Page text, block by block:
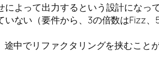
によって出力するという設計にな
いない（要件から、3の倍数はFizz
途中でリファクタリングを挟むこ